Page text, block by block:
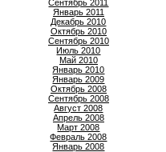
Сентябрь 2011
Январь 2011
Декабрь 2010
Октябрь 2010
Сентябрь 2010
Июль 2010
Май 2010
Январь 2010
Январь 2009
Октябрь 2008
Сентябрь 2008
Август 2008
Апрель 2008
Март 2008
Февраль 2008
Январь 2008